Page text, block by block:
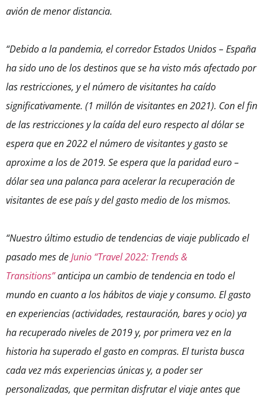
avión de menor distancia.
“Debido a la pandemia, el corredor Estados Unidos – España
ha sido uno de los destinos que se ha visto más afectado por
las restricciones, y el número de visitantes ha caído
significativamente. (1 millón de visitantes en 2021). Con el fin
de las restricciones y la caída del euro respecto al dólar se
espera que en 2022 el número de visitantes y gasto se
aproxime a los de 2019. Se espera que la paridad euro –
dólar sea una palanca para acelerar la recuperación de
visitantes de ese país y del gasto medio de los mismos.
“Nuestro último estudio de tendencias de viaje publicado el
pasado mes deJunio “Travel 2022: Trends &
Transitions”anticipa un cambio de tendencia en todo el
mundo en cuanto a los hábitos de viaje y consumo. El gasto
en experiencias (actividades, restauración, bares y ocio) ya
ha recuperado niveles de 2019 y, por primera vez en la
historia ha superado el gasto en compras. El turista busca
cada vez más experiencias únicas y, a poder ser
personalizadas, que permitan disfrutar el viaje antes que